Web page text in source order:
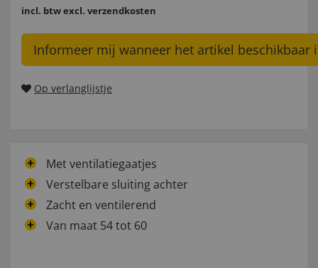
incl. btwexcl. verzendkosten
Informeer mij wanneer het artikel beschikbaar
Op verlanglijstje
Met ventilatiegaatjes
Verstelbare sluiting achter
Zacht en ventilerend
Van maat 54 tot 60